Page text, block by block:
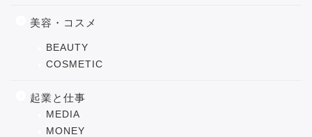
美容・コスメ
BEAUTY
COSMETIC
起業と仕事
MEDIA
MONEY